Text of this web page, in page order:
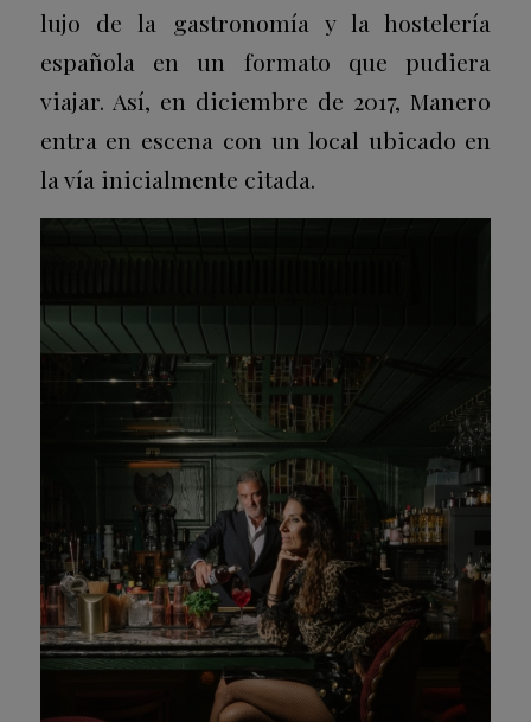
lujo de la gastronomía y la hostelería
española en un formato que pudiera
viajar. Así, en diciembre de 2017, Manero
entra en escena con un local ubicado en
la vía inicialmente citada.